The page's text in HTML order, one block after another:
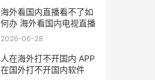
海外看国内直播看不了如
何办 海外看国内电视直播
2026-06-28
人在海外打不开国内 APP
在国外打不开国内软件